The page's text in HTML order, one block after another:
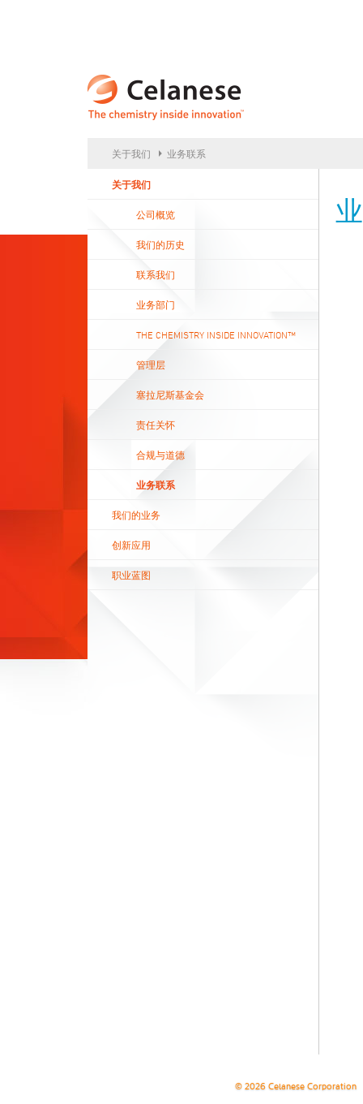
关于我们 业务联系
关于我们
公司概览
我们的历史
联系我们
业务部门
THE CHEMISTRY INSIDE INNOVATION™
管理层
塞拉尼斯基金会
责任关怀
合规与道德
业务联系
我们的业务
创新应用
职业蓝图
© 2026 Celanese Corporation